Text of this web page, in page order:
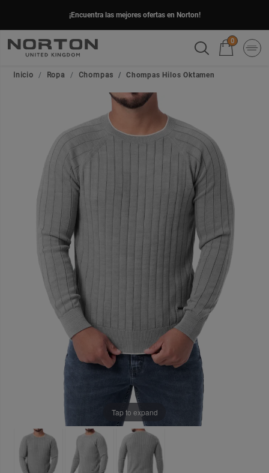
¡Encuentra las mejores ofertas en Norton!
0
Inicio Ropa Chompas Chompas Hilos Oktamen
Tap to expand